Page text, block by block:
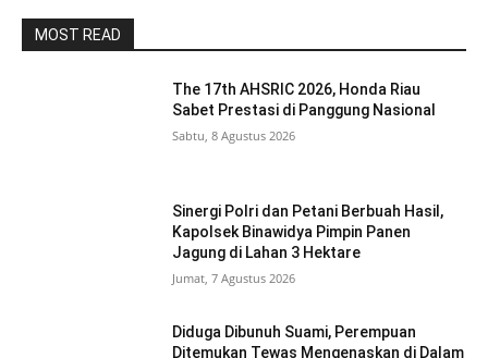
MOST READ
The 17th AHSRIC 2026, Honda Riau
Sabet Prestasi di Panggung Nasional
Sabtu, 8 Agustus 2026
Sinergi Polri dan Petani Berbuah Hasil,
Kapolsek Binawidya Pimpin Panen
Jagung di Lahan 3 Hektare
Jumat, 7 Agustus 2026
Diduga Dibunuh Suami, Perempuan
Ditemukan Tewas Mengenaskan di Dalam